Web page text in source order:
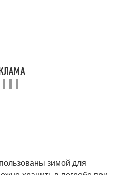
зимой для